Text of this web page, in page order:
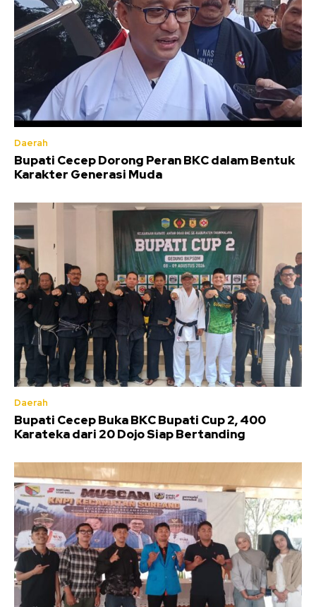
Daerah
Bupati Cecep Dorong Peran BKC dalam Bentuk
Karakter Generasi Muda
Daerah
Bupati Cecep Buka BKC Bupati Cup 2, 400
Karateka dari 20 Dojo Siap Bertanding